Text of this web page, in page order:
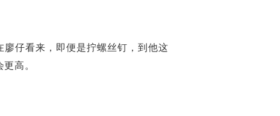
廖仔看来，即便是拧螺丝钉，到他这
高。